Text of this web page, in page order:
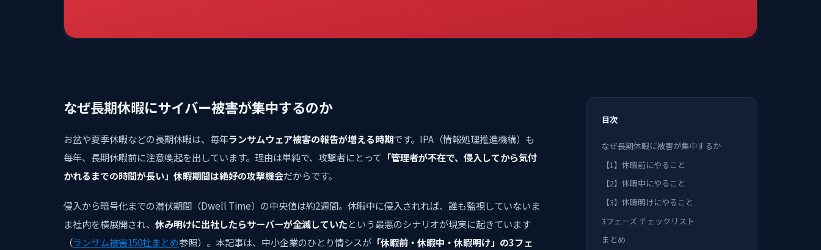
なぜ長期休暇にサイバー被害が集中するのか
お盆や夏季休暇などの長期休暇は、毎年ランサムウェア被害の報告が増える時期です。IPA（情報処理推進機構）も
毎年、長期休暇前に注意喚起を出しています。理由は単純で、攻撃者にとって 「管理者が不在で、侵入してから気付
かれるまでの時間が長い」休暇期間は絶好の攻撃機会だからです。
侵入から暗号化までの潜伏期間（Dwell Time）の中央値は約2週間。休暇中に侵入されれば、誰も監視していないま
ま社内を横展開され、 休み明けに出社したらサーバーが全滅していたという最悪のシナリオが現実に起きています
（ランサム被害150社まとめ参照）。本記事は、中小企業のひとり情シスが 「休暇前・休暇中・休暇明け」の3フェ
目次
なぜ長期休暇に被害が集中するか
【1】休暇前にやること
【2】休暇中にやること
【3】休暇明けにやること
3フェーズ チェックリスト
まとめ